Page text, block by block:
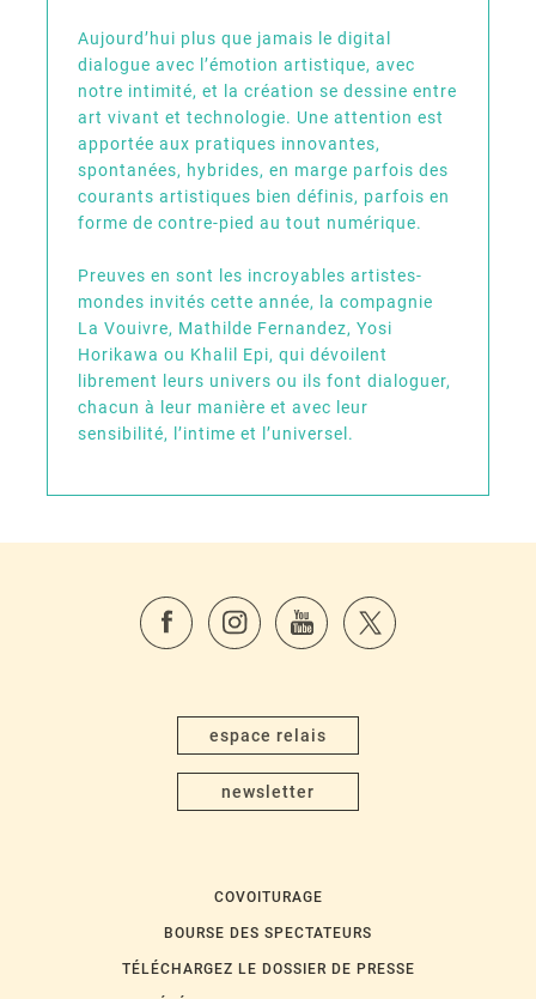
Aujourd’hui plus que jamais le digital
dialogue avec l’émotion artistique, avec
notre intimité, et la création se dessine entre
art vivant et technologie. Une attention est
apportée aux pratiques innovantes,
spontanées, hybrides, en marge parfois des
courants artistiques bien définis, parfois en
forme de contre-pied au tout numérique.
Preuves en sont les incroyables artistes-
mondes invités cette année, la compagnie
La Vouivre, Mathilde Fernandez, Yosi
Horikawa ou Khalil Epi, qui dévoilent
librement leurs univers ou ils font dialoguer,
chacun à leur manière et avec leur
sensibilité, l’intime et l’universel.
espace relais
newsletter
COVOITURAGE
BOURSE DES SPECTATEURS
TÉLÉCHARGEZ LE DOSSIER DE PRESSE